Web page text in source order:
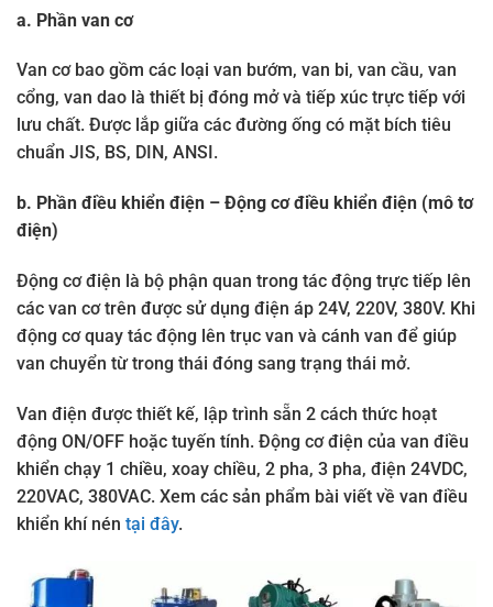
a. Phần van cơ
Van cơ bao gồm các loại van bướm, van bi, van cầu, van
cổng, van dao là thiết bị đóng mở và tiếp xúc trực tiếp với
lưu chất. Được lắp giữa các đường ống có mặt bích tiêu
chuẩn JIS, BS, DIN, ANSI.
b. Phần điều khiển điện – Động cơ điều khiển điện (mô tơ
điện)
Động cơ điện là bộ phận quan trong tác động trực tiếp lên
các van cơ trên được sử dụng điện áp 24V, 220V, 380V. Khi
động cơ quay tác động lên trục van và cánh van để giúp
van chuyển từ trong thái đóng sang trạng thái mở.
Van điện được thiết kế, lập trình sẵn 2 cách thức hoạt
động ON/OFF hoặc tuyến tính. Động cơ điện của van điều
khiển chạy 1 chiều, xoay chiều, 2 pha, 3 pha, điện 24VDC,
220VAC, 380VAC. Xem các sản phẩm bài viết về van điều
khiển khí nén tại đây.